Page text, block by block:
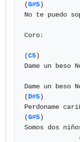
(G#5)
No te puedo
Coro:
(C5)
Dame un beso
Dame un beso
(D#5)
Perdoname
(G#5)
Somos dos